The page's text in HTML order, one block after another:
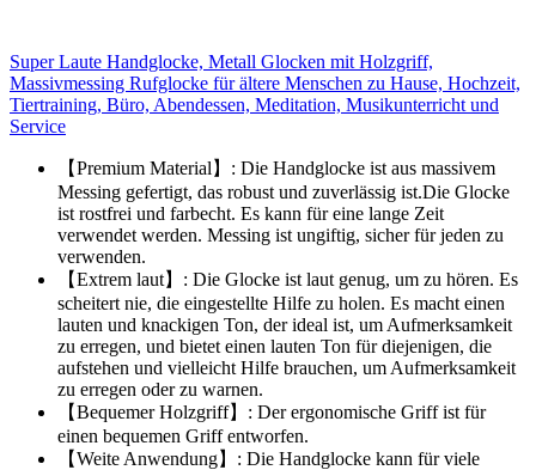
Super Laute Handglocke, Metall Glocken mit Holzgriff,
Massivmessing Rufglocke für ältere Menschen zu Hause, Hochzeit,
Tiertraining, Büro, Abendessen, Meditation, Musikunterricht und
Service
【Premium Material】: Die Handglocke ist aus massivem
Messing gefertigt, das robust und zuverlässig ist.Die Glocke
ist rostfrei und farbecht. Es kann für eine lange Zeit
verwendet werden. Messing ist ungiftig, sicher für jeden zu
verwenden.
【Extrem laut】: Die Glocke ist laut genug, um zu hören. Es
scheitert nie, die eingestellte Hilfe zu holen. Es macht einen
lauten und knackigen Ton, der ideal ist, um Aufmerksamkeit
zu erregen, und bietet einen lauten Ton für diejenigen, die
aufstehen und vielleicht Hilfe brauchen, um Aufmerksamkeit
zu erregen oder zu warnen.
【Bequemer Holzgriff】: Der ergonomische Griff ist für
einen bequemen Griff entworfen.
【Weite Anwendung】: Die Handglocke kann für viele